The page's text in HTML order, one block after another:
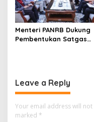
Menteri PANRB Dukung
Pembentukan Satgas
Leave a Reply
Your email address will
marked *